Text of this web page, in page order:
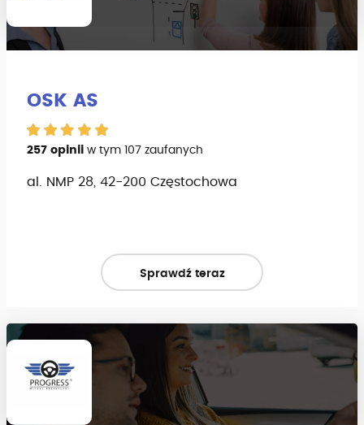
OSK AS
257 opinii w tym 107 zaufanych
al. NMP 28, 42-200 Częstochowa
Sprawdź teraz